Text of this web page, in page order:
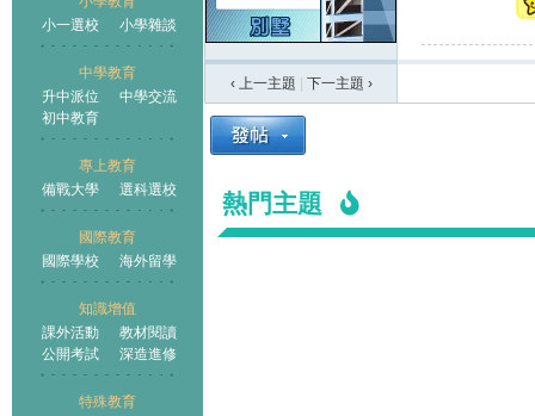
小一選校
小學雜談
中學教育
升中派位
中學交流
初中教育
專上教育
備戰大學
選科選校
國際教育
國際學校
海外留學
知識增值
課外活動
教材閱讀
公開考試
深造進修
特殊教育
‹ 上一主題 下一主題 ›
熱門主題